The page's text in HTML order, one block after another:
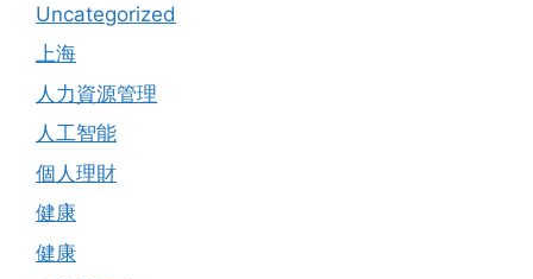
Uncategorized
上海
人力資源管理
人工智能
個人理財
健康
健康